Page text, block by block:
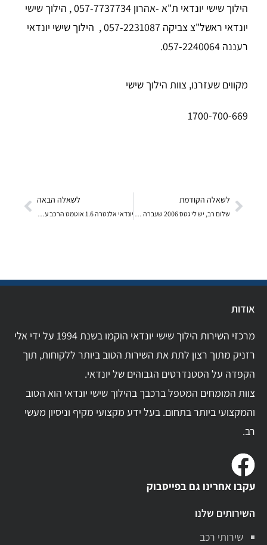
הילוך שישי יונדאי ת"א -אהרון 057-7737734 , הילוך שישי
יונדאי ראשל"צ צביקה 057-2231087
, הילוך שישי יונדאי
רעננה 057-2240064
.
מקווים שעזרנו, צוות הילוך שישי
1700-700-669
לשאלה הקודמת לשאלה הבאה
אודות
מרכזי השירות הילוך שישי יונדאי הוקמו בשנת 1994 על ידי אלי
רזניק מתוך רצון לתת את השירות הטוב ביותר ללקוחות, תוך
הקפדה על הסטנדרטים הגבוהים של יונדאי.
צוות המומחים המטפל ברכבך בהילוך שישי יונדאי הוא הטוב
והמקצועי ביותר בתחום. בעל ידע מקצועי מקיף וניסיון מעשי
רב.
עקבו אחרינו גם בפייסבוק
השירותים שלנו
שירותי רכב